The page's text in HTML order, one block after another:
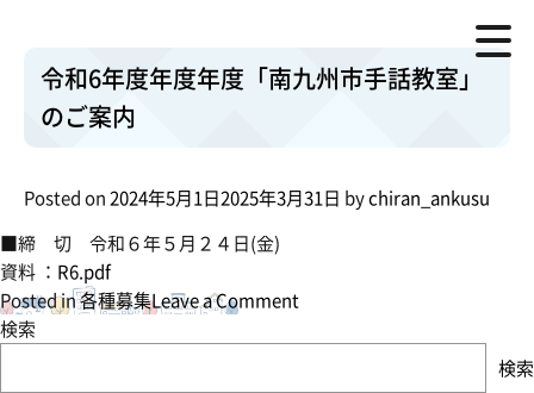
2024年5月
令和6年度年度年度「南九州市手話教室」
のご案内
Posted on2024年5月1日2025年3月31日 bychiran_ankusu
手話奉仕員 基礎 １５名
■期 日 令和６年６月５日～令和７年１月１５日(各水曜日)
■時 間 毎週水曜日 １９時～２１時(２時間程度)
■会 場 南九州市知覧老人福祉センター
※開校日に徴収
■申 込 持参.FAX.Eメール
■締 切 令和６年５月２４日(金)
資料 ： R6.pdf
Posted in各種募集Leave a Commento
検索
検索